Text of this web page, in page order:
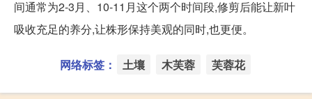
间通常为2-3月、10-11月这个两个时间段,修剪后能让新叶
吸收充足的养分,让株形保持美观的同时,也更便。
网络标签： 土壤 木芙蓉 芙蓉花